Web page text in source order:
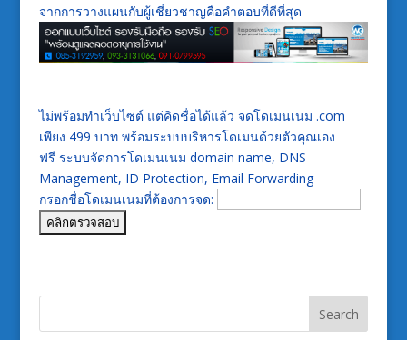
จากการวางแผนกับผู้เชี่ยวชาญคือคำตอบที่ดีที่สุด
ไม่พร้อมทำเว็บไซต์ แต่คิดชื่อได้แล้ว จดโดเมนเนม .com
เพียง 499 บาท พร้อมระบบบริหารโดเมนด้วยตัวคุณเอง
ฟรี ระบบจัดการโดเมนเนม domain name, DNS
Management, ID Protection, Email Forwarding
กรอกชื่อโดเมนเนมที่ต้องการจด: